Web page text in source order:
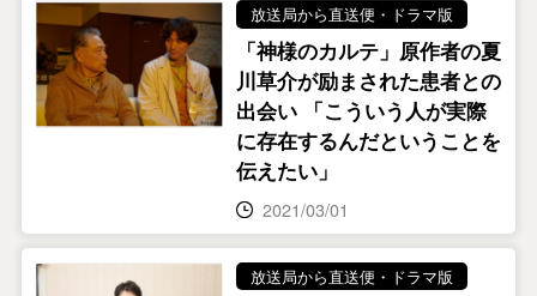
放送局から直送便・ドラマ版
「神様のカルテ」原作者の夏
川草介が励まされた患者との
出会い 「こういう人が実際
に存在するんだということを
伝えたい」
2021/03/01
放送局から直送便・ドラマ版